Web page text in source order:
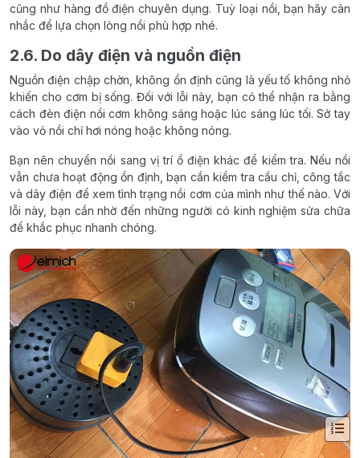
cũng như hàng đồ điện chuyên dụng. Tuỳ loại nồi, bạn hãy cân
nhắc để lựa chọn lòng nồi phù hợp nhé.
2.6. Do dây điện và nguồn điện
Nguồn điện chập chờn, không ổn định cũng là yếu tố không nhỏ
khiến cho cơm bị sống. Đối với lỗi này, bạn có thể nhận ra bằng
cách đèn điện nồi cơm không sáng hoặc lúc sáng lúc tối. Sở tay
vào vỏ nồi chỉ hơi nóng hoặc không nóng.
Bạn nên chuyển nồi sang vị trí ổ điện khác để kiểm tra. Nếu nồi
vẫn chưa hoạt động ổn định, bạn cần kiểm tra cầu chỉ, công tắc
và dây điện để xem tình trạng nồi cơm của mình như thế nào. Với
lỗi này, bạn cần nhờ đến những người có kinh nghiệm sửa chữa
để khắc phục nhanh chóng.